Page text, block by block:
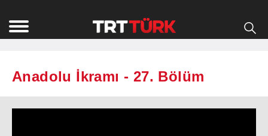
Anadolu İkramı - 27. Bölüm